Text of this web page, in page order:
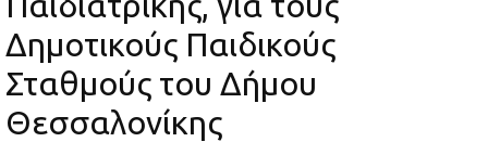
Δημοτικούς Παιδικούς
Σταθμούς του Δήμου
Θεσσαλονίκης